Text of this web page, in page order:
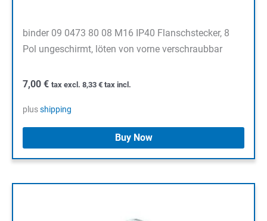
binder 09 0473 80 08 M16 IP40 Flanschstecker, 8
Pol ungeschirmt, löten von vorne verschraubbar
7,00 € tax excl. 8,33 € tax incl.
plusshipping
Buy Now